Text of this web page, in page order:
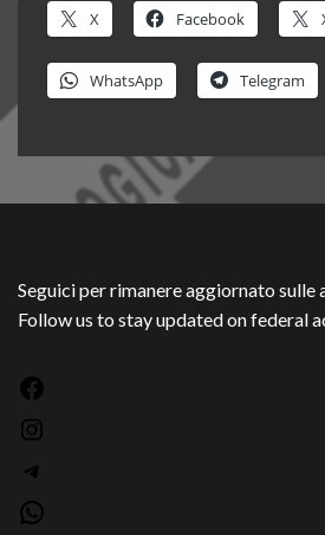
X Facebook
WhatsApp Telegram
Seguici per rimanere aggiornato
Follow us to stay updated on federal